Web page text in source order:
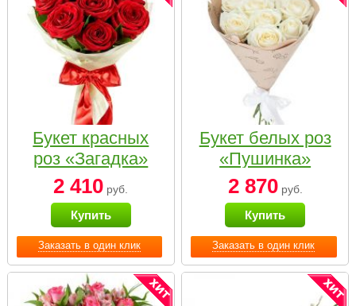
Заказать в один клик
Букет красных
роз «Загадка»
2 410 руб.
Купить
Заказать в один клик
Букет белых роз
«Пушинка»
2 870руб.
Купить